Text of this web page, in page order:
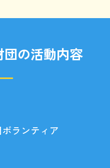
の活動内容
ランティア